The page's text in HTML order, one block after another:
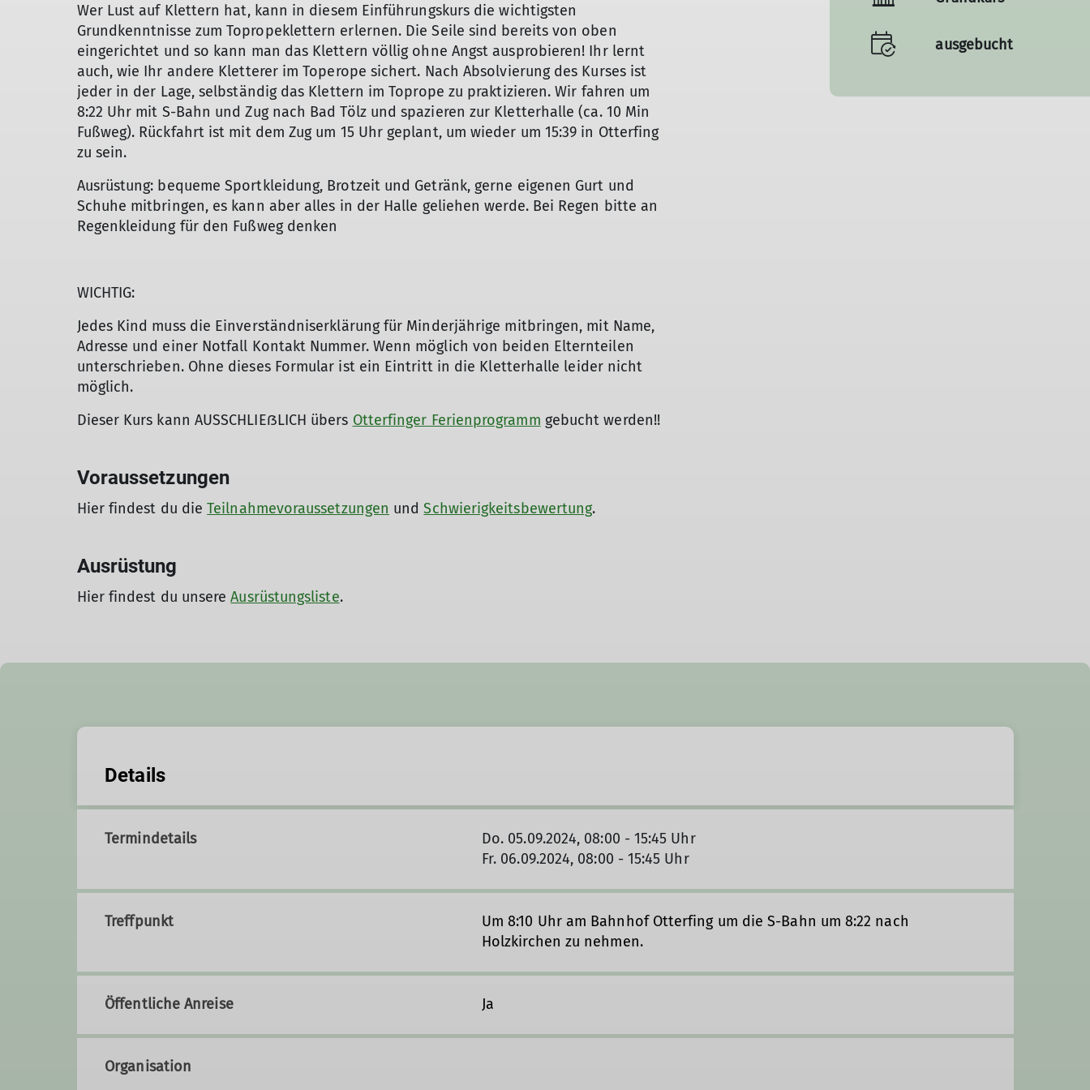
Wer Lust auf Klettern hat, kann in diesem Einführungskurs die wichtigsten
Grundkenntnisse zum Topropeklettern erlernen. Die Seile sind bereits von oben
eingerichtet und so kann man das Klettern völlig ohne Angst ausprobieren! Ihr lernt
auch, wie Ihr andere Kletterer im Toperope sichert. Nach Absolvierung des Kurses ist
jeder in der Lage, selbständig das Klettern im Toprope zu praktizieren. Wir fahren um
8:22 Uhr mit S-Bahn und Zug nach Bad Tölz und spazieren zur Kletterhalle (ca. 10 Min
Fußweg). Rückfahrt ist mit dem Zug um 15 Uhr geplant, um wieder um 15:39 in Otterfing
zu sein.
Ausrüstung: bequeme Sportkleidung, Brotzeit und Getränk, gerne eigenen Gurt und
Schuhe mitbringen, es kann aber alles in der Halle geliehen werde. Bei Regen bitte an
Regenkleidung für den Fußweg denken
WICHTIG:
Jedes Kind muss die Einverständniserklärung für Minderjährige mitbringen, mit Name,
Adresse und einer Notfall Kontakt Nummer. Wenn möglich von beiden Elternteilen
unterschrieben. Ohne dieses Formular ist ein Eintritt in die Kletterhalle leider nicht
möglich.
Dieser Kurs kann AUSSCHLIEẞLICH übers Otterfinger Ferienprogramm gebucht werden!!
Voraussetzungen
Hier findest du dieTeilnahmevoraussetzungen undSchwierigkeitsbewertung.
Ausrüstung
Hier findest du unsereAusrüstungsliste.
ausgebucht
Details
Termindetails
Do. 05.09.2024, 08:00 - 15:45 Uhr
Fr. 06.09.2024, 08:00 - 15:45 Uhr
Treffpunkt
Um 8:10 Uhr am Bahnhof Otterfing um die S-Bahn um 8:22 nach
Holzkirchen zu nehmen.
Öffentliche Anreise Ja
Organisation